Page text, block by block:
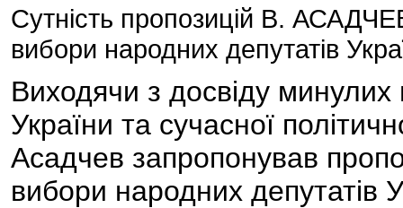
Сутність пропозицій В.
вибори народних депутатів
Виходячи з досвіду минулих
України та сучасної
Асадчев запропонував
вибори народних депутатів